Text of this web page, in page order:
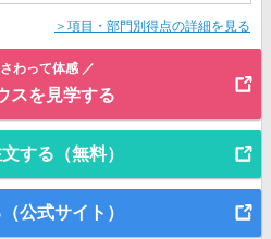
＞項目・部門別得点の詳細を見る
わって体感 ／
スを見学する
する（無料）
公式サイト）